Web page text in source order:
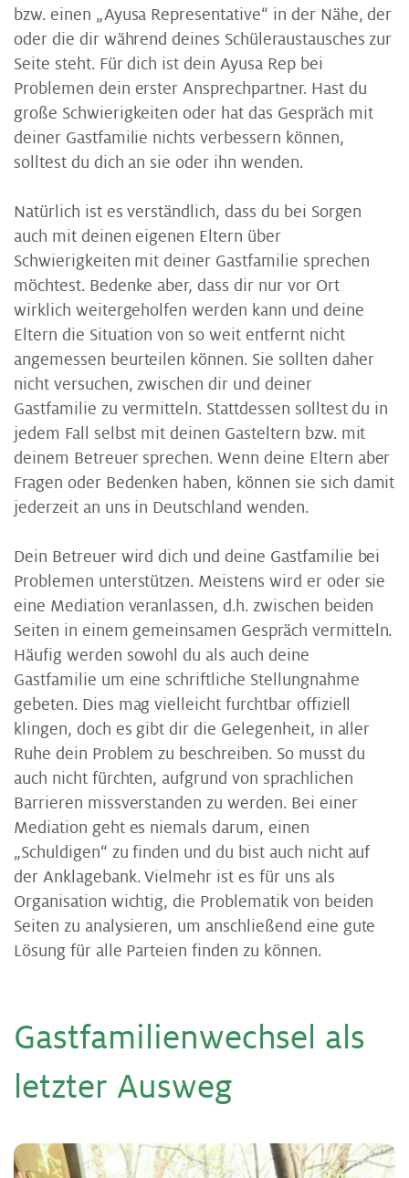
bzw. einen „Ayusa Representative“ in der Nähe, der
oder die dir während deines Schüleraustausches zur
Seite steht. Für dich ist dein Ayusa Rep bei
Problemen dein erster Ansprechpartner. Hast du
große Schwierigkeiten oder hat das Gespräch mit
deiner Gastfamilie nichts verbessern können,
solltest du dich an sie oder ihn wenden.
Natürlich ist es verständlich, dass du bei Sorgen
auch mit deinen eigenen Eltern über
Schwierigkeiten mit deiner Gastfamilie sprechen
möchtest. Bedenke aber, dass dir nur vor Ort
wirklich weitergeholfen werden kann und deine
Eltern die Situation von so weit entfernt nicht
angemessen beurteilen können. Sie sollten daher
nicht versuchen, zwischen dir und deiner
Gastfamilie zu vermitteln. Stattdessen solltest du in
jedem Fall selbst mit deinen Gasteltern bzw. mit
deinem Betreuer sprechen. Wenn deine Eltern aber
Fragen oder Bedenken haben, können sie sich damit
jederzeit an uns in Deutschland wenden.
Dein Betreuer wird dich und deine Gastfamilie bei
Problemen unterstützen. Meistens wird er oder sie
eine Mediation veranlassen, d.h. zwischen beiden
Seiten in einem gemeinsamen Gespräch vermitteln.
Häufig werden sowohl du als auch deine
Gastfamilie um eine schriftliche Stellungnahme
gebeten. Dies mag vielleicht furchtbar offiziell
klingen, doch es gibt dir die Gelegenheit, in aller
Ruhe dein Problem zu beschreiben. So musst du
auch nicht fürchten, aufgrund von sprachlichen
Barrieren missverstanden zu werden. Bei einer
Mediation geht es niemals darum, einen
„Schuldigen“ zu finden und du bist auch nicht auf
der Anklagebank. Vielmehr ist es für uns als
Organisation wichtig, die Problematik von beiden
Seiten zu analysieren, um anschließend eine gute
Lösung für alle Parteien finden zu können.
Gast­fa­mi­li­en­wech­sel als
letz­ter Aus­weg